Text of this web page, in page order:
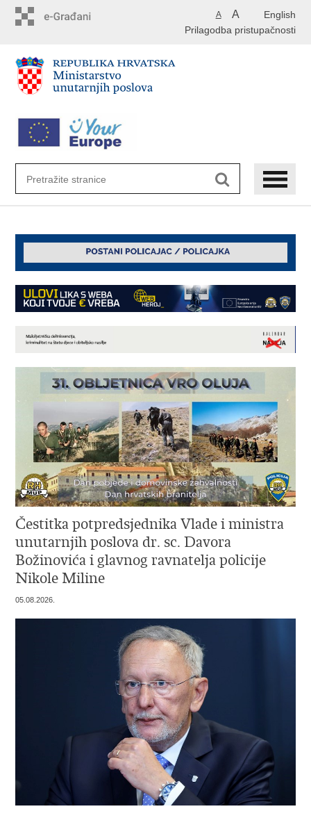
English
A A
Prilagodba pristupačnosti
Čestitka potpredsjednika Vlade i ministra
unutarnjih poslova dr. sc. Davora
Božinovića i glavnog ravnatelja policije
Nikole Miline
05.08.2026.